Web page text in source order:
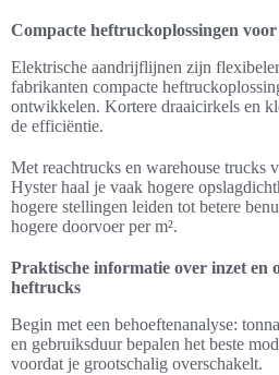
Compacte heftruckoplossingen
Elektrische aandrijflijnen zijn
fabrikanten compacte
ontwikkelen. Kortere draaicirkels en
de efficiëntie.
Met reachtrucks en warehouse trucks
Hyster haal je vaak hogere
hogere stellingen leiden tot betere
hogere doorvoer per m².
Praktische informatie over inzet en
heftrucks
Begin met een behoeftenanalyse:
en gebruiksduur bepalen het beste
voordat je grootschalig overschakelt.